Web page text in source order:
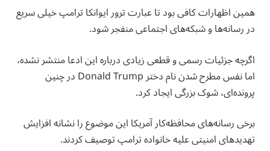
همین اظهارات کافی بود تا عبارت ترور ایوانکا ترامپ خیلی سریع
در رسانه‌ها و شبکه‌های اجتماعی منفجر شود.
اگرچه جزئیات رسمی و قطعی زیادی درباره این ادعا منتشر نشده،
اما نفس مطرح شدن نام دختر Donald Trump در چنین
پرونده‌ای، شوک بزرگی ایجاد کرد.
برخی رسانه‌های محافظه‌کار آمریکا این موضوع را نشانه افزایش
تهدیدهای امنیتی علیه خانواده ترامپ توصیف کردند.